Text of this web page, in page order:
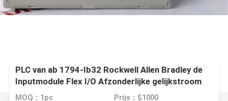
PLC van ab 1794-Ib32 Rockwell Allen Bradley de
Inputmodule Flex I/O Afzonderlijke gelijkstroom
32 richt 24VDC Dalend Open Stijl
MOQ：1pc Prijs：$1000